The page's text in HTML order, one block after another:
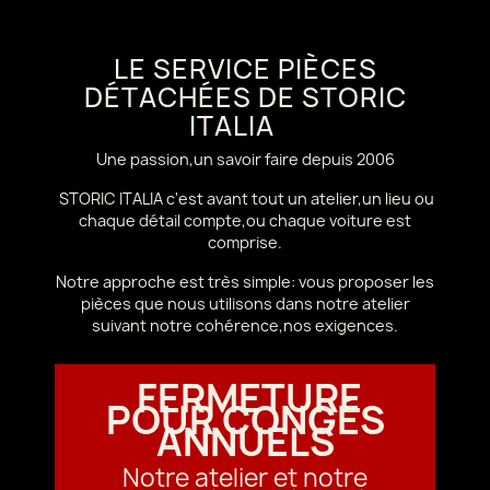
LE SERVICE PIÈCES
DÉTACHÉES DE STORIC
ITALIA
Une passion,un savoir faire depuis 2006
STORIC ITALIA c'est avant tout un atelier,un lieu ou
chaque détail compte,ou chaque voiture est
comprise.
Notre approche est très simple: vous proposer les
pièces que nous utilisons dans notre atelier
suivant notre cohérence,nos exigences.
FERMETURE
POUR CONGÉS
ANNUELS
Notre atelier et notre